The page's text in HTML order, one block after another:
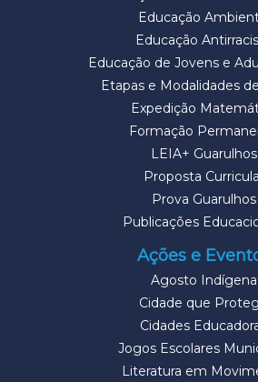
Educação
Educação
Educação de Jovens e
Etapas e Modalidades
Expedição
Formação
LEIA+ Guarulhos
Proposta
Prova Guarulhos
Publicações
Ações e
Agosto Indígena
Cidade que
Cidades
Jogos Escolares
Literatura em